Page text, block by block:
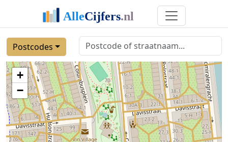
Postcodes
+
−